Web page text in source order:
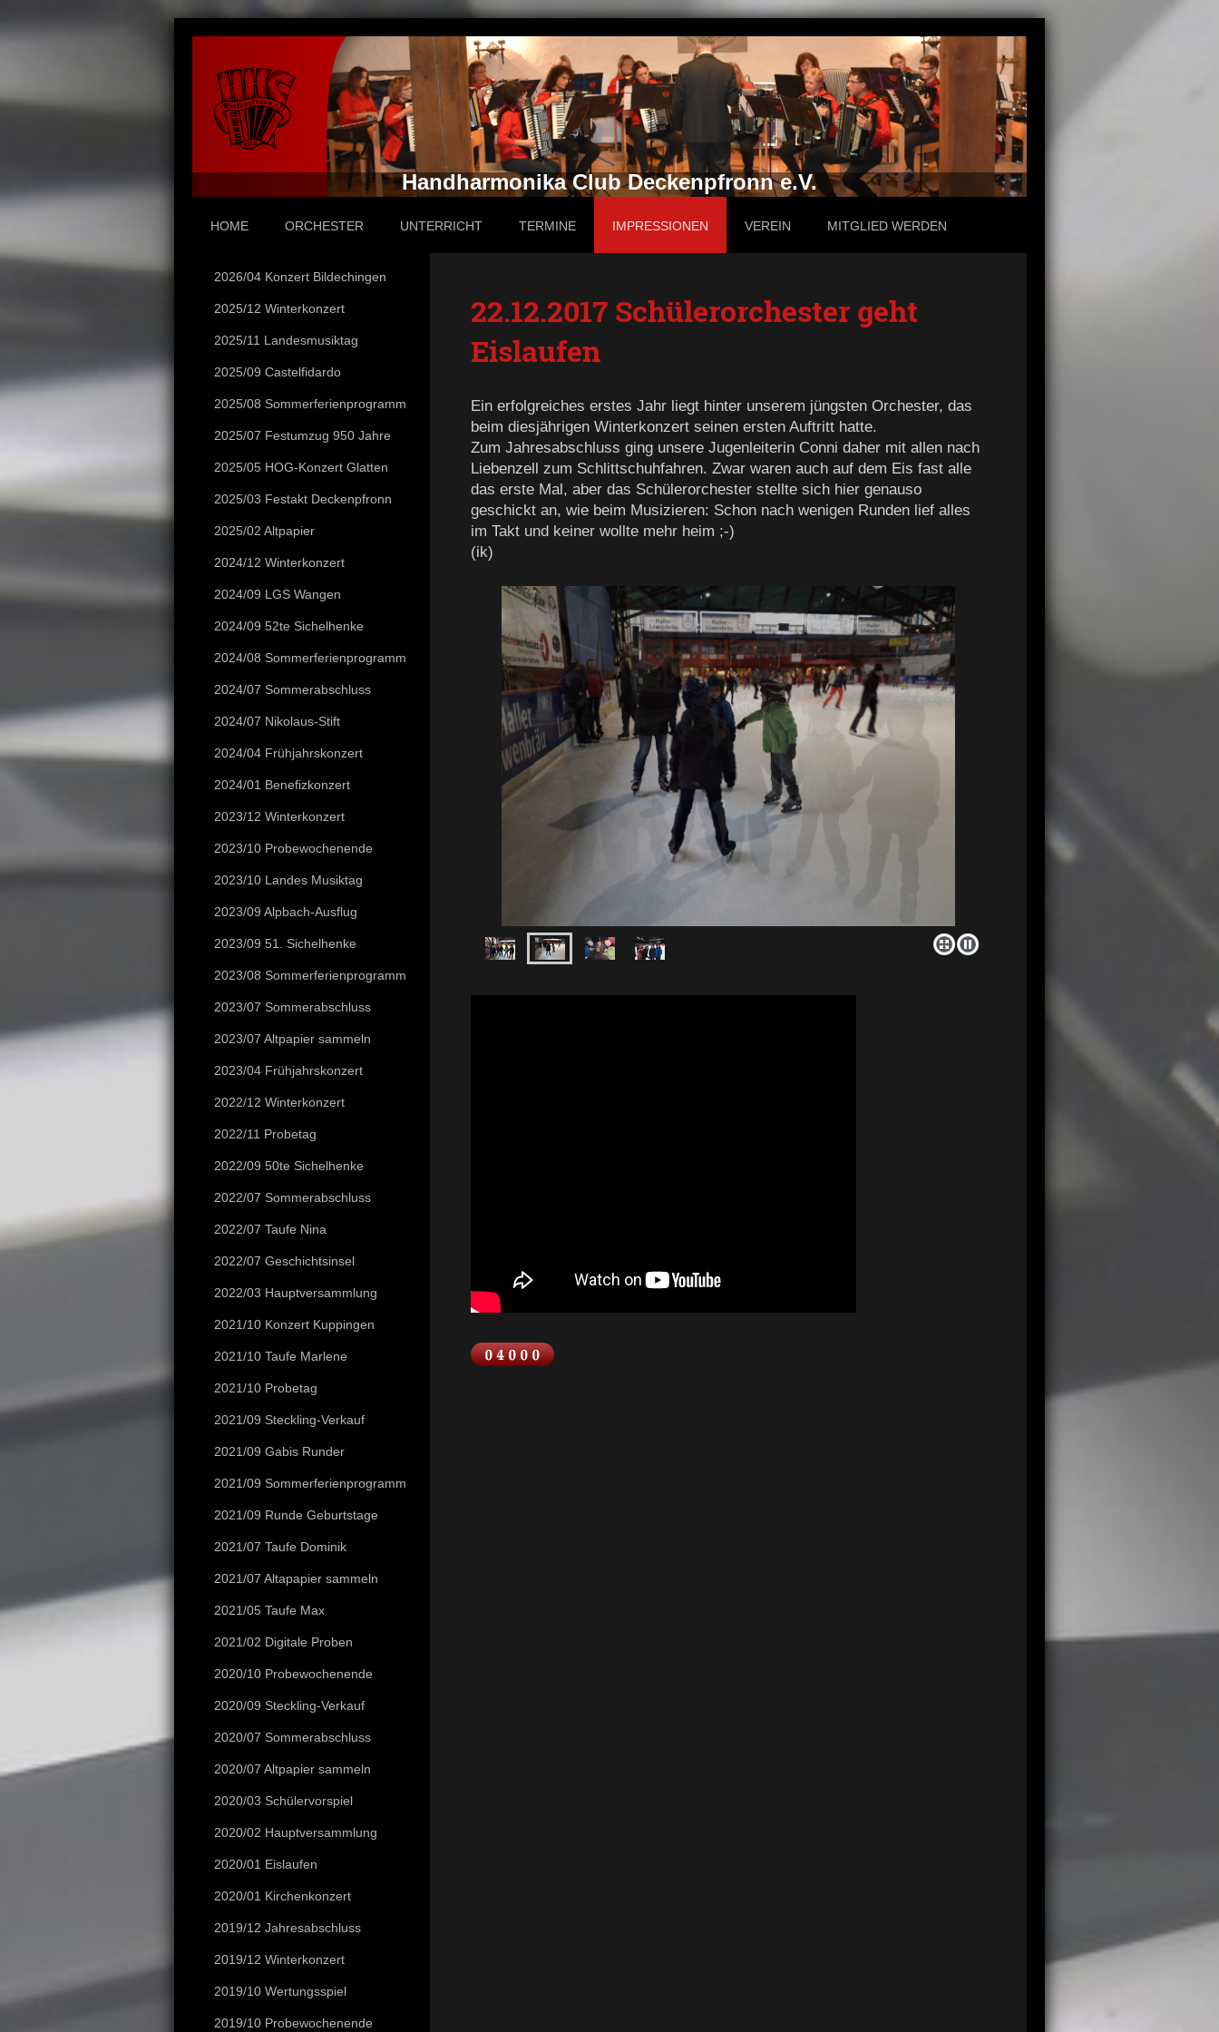
Handharmonika Club Deckenpfronn e.V.
HOME ORCHESTER UNTERRICHT TERMINE IMPRESSIONEN VEREIN MITGLIED WERDEN
22.12.2017 Schülerorchester geht
Eislaufen
Ein erfolgreiches erstes Jahr liegt hinter unserem jüngsten Orchester, das
beim diesjährigen Winterkonzert seinen ersten Auftritt hatte.
Zum Jahresabschluss ging unsere Jugenleiterin Conni daher mit allen nach
Liebenzell zum Schlittschuhfahren. Zwar waren auch auf dem Eis fast alle
das erste Mal, aber das Schülerorchester stellte sich hier genauso
geschickt an, wie beim Musizieren: Schon nach wenigen Runden lief alles
im Takt und keiner wollte mehr heim ;-)
(ik)
2026/04 Konzert Bildechingen
2025/12 Winterkonzert
2025/11 Landesmusiktag
2025/09 Castelfidardo
2025/08 Sommerferienprogramm
2025/07 Festumzug 950 Jahre
2025/05 HOG-Konzert Glatten
2025/03 Festakt Deckenpfronn
2025/02 Altpapier
2024/12 Winterkonzert
2024/09 LGS Wangen
2024/09 52te Sichelhenke
2024/08 Sommerferienprogramm
2024/07 Sommerabschluss
2024/07 Nikolaus-Stift
2024/04 Frühjahrskonzert
2024/01 Benefizkonzert
2023/12 Winterkonzert
2023/10 Probewochenende
2023/10 Landes Musiktag
2023/09 Alpbach-Ausflug
2023/09 51. Sichelhenke
2023/08 Sommerferienprogramm
2023/07 Sommerabschluss
2023/07 Altpapier sammeln
2023/04 Frühjahrskonzert
2022/12 Winterkonzert
2022/11 Probetag
2022/09 50te Sichelhenke
2022/07 Sommerabschluss
2022/07 Taufe Nina
2022/07 Geschichtsinsel
2022/03 Hauptversammlung
2021/10 Konzert Kuppingen
2021/10 Taufe Marlene
2021/10 Probetag
2021/09 Steckling-Verkauf
2021/09 Gabis Runder
2021/09 Sommerferienprogramm
2021/09 Runde Geburtstage
2021/07 Taufe Dominik
2021/07 Altapapier sammeln
2021/05 Taufe Max
2021/02 Digitale Proben
2020/10 Probewochenende
2020/09 Steckling-Verkauf
2020/07 Sommerabschluss
2020/07 Altpapier sammeln
2020/03 Schülervorspiel
2020/02 Hauptversammlung
2020/01 Eislaufen
2020/01 Kirchenkonzert
2019/12 Jahresabschluss
2019/12 Winterkonzert
2019/10 Wertungsspiel
2019/10 Probewochenende